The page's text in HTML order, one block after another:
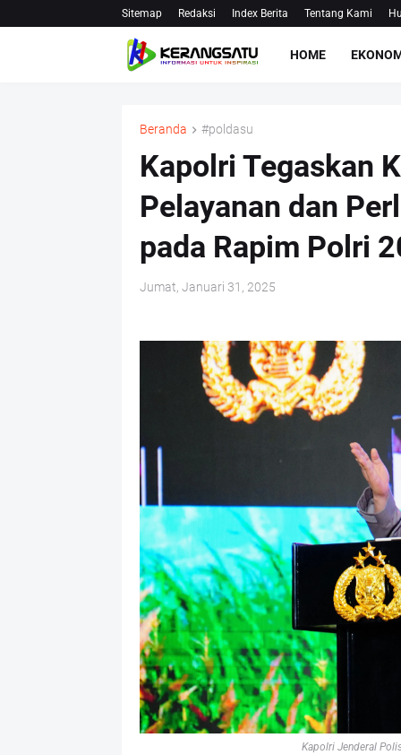
Sitemap Redaksi Index Berita Tentang Kami
HOME
Beranda #poldasu
Kapolri Tegaskan
Pelayanan dan
pada Rapim Polri
Jumat, Januari 31, 2025
Kapolri Jenderal